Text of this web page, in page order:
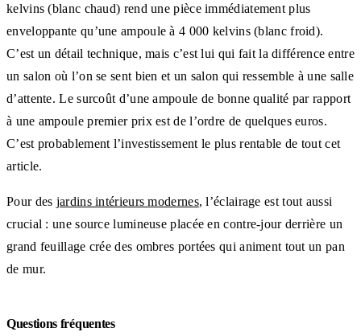
kelvins (blanc chaud) rend une pièce immédiatement plus
enveloppante qu’une ampoule à 4 000 kelvins (blanc froid).
C’est un détail technique, mais c’est lui qui fait la différence entre
un salon où l’on se sent bien et un salon qui ressemble à une salle
d’attente. Le surcoût d’une ampoule de bonne qualité par rapport
à une ampoule premier prix est de l’ordre de quelques euros.
C’est probablement l’investissement le plus rentable de tout cet
article.
Pour des jardins intérieurs modernes, l’éclairage est tout aussi
crucial : une source lumineuse placée en contre-jour derrière un
grand feuillage crée des ombres portées qui animent tout un pan
de mur.
Questions fréquentes